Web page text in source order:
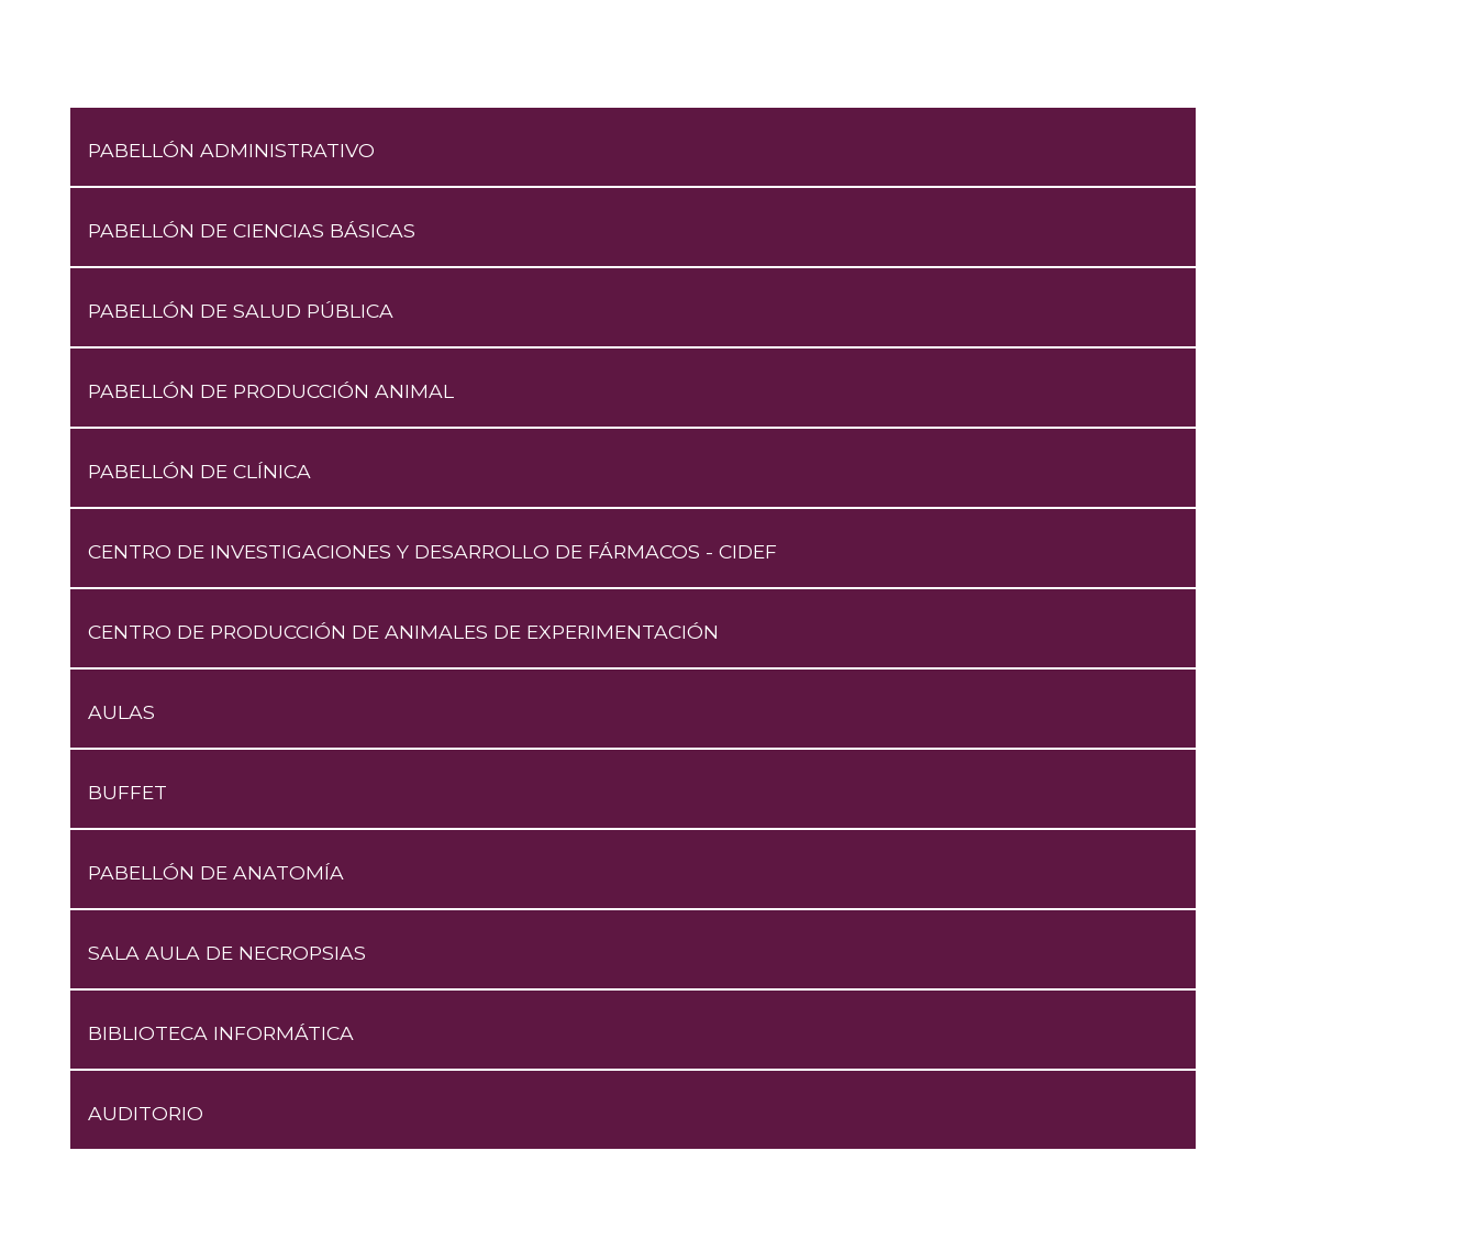
PABELLÓN ADMINISTRATIVO
PABELLÓN DE CIENCIAS BÁSICAS
PABELLÓN DE SALUD PÚBLICA
PABELLÓN DE PRODUCCIÓN ANIMAL
PABELLÓN DE CLÍNICA
CENTRO DE INVESTIGACIONES Y DESARROLLO DE FÁRMACOS - CIDEF
CENTRO DE PRODUCCIÓN DE ANIMALES DE EXPERIMENTACIÓN
AULAS
BUFFET
PABELLÓN DE ANATOMÍA
SALA AULA DE NECROPSIAS
BIBLIOTECA INFORMÁTICA
AUDITORIO